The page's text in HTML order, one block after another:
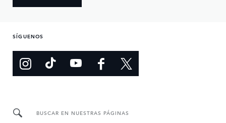
SÍGUENOS
BUSCAR EN NUESTRAS PÁGINAS